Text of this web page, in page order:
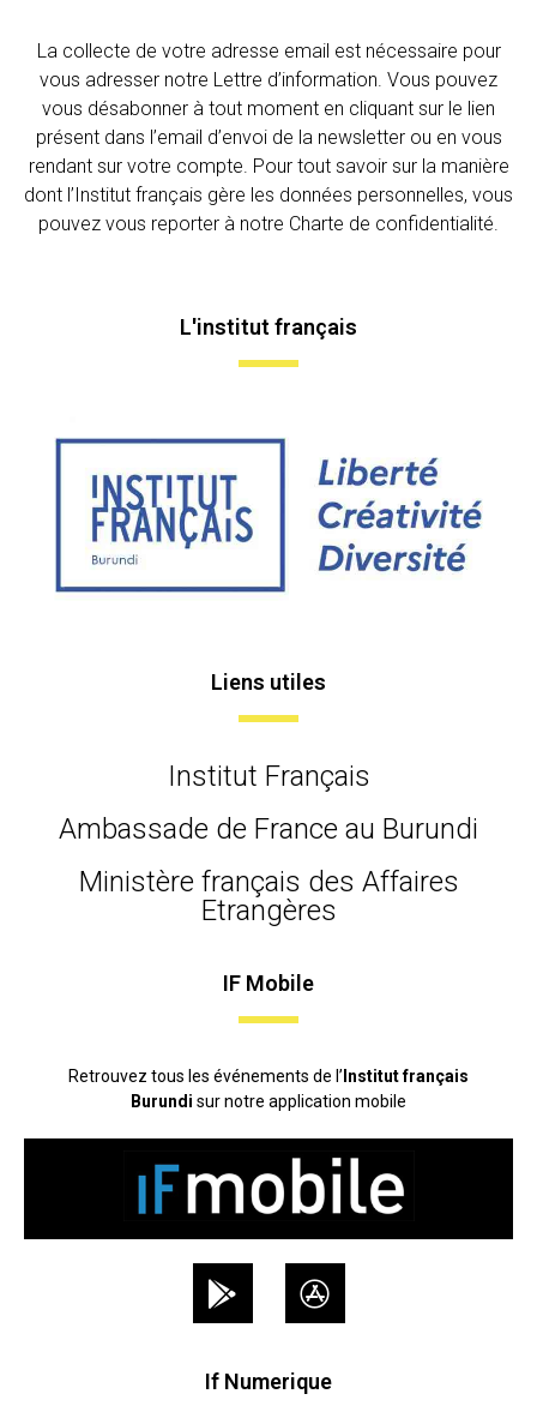
La collecte de votre adresse email est nécessaire pour
vous adresser notre Lettre d’information. Vous pouvez
vous désabonner à tout moment en cliquant sur le lien
présent dans l’email d’envoi de la newsletter ou en vous
rendant sur votre compte. Pour tout savoir sur la manière
dont l’Institut français gère les données personnelles, vous
pouvez vous reporter à notre Charte de confidentialité.
L'institut français
Liens utiles
Institut Français
Ambassade de France au Burundi
Ministère français des Affaires
Etrangères
IF Mobile
Retrouvez tous les événements de l’ Institut français
Burundi sur notre application mobile
If Numerique